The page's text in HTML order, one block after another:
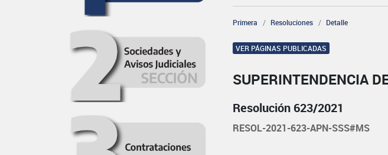
Primera Resoluciones Detalle
VER PÁGINAS PUBLICADAS
SUPERINTENDENCIA
Resolución 623/2021
RESOL-2021-623-APN-SSS#MS